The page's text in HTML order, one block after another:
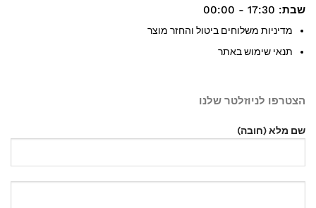
שבת: 17:30 - 00:00
מדיניות משלוחים ביטול והחזר מוצר
תנאי שימוש באתר
הצטרפו לניוזלטר שלנו
שם מלא (חובה)